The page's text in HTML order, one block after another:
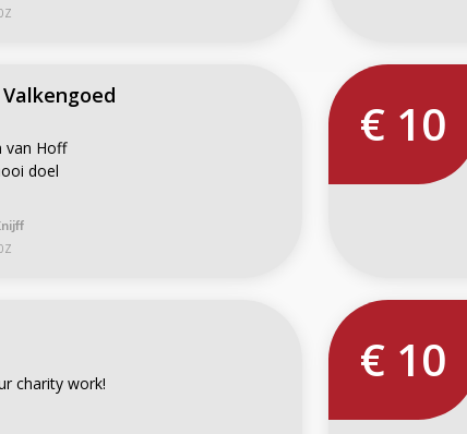
van Hoff
doel
€ 10
charity work! € 10